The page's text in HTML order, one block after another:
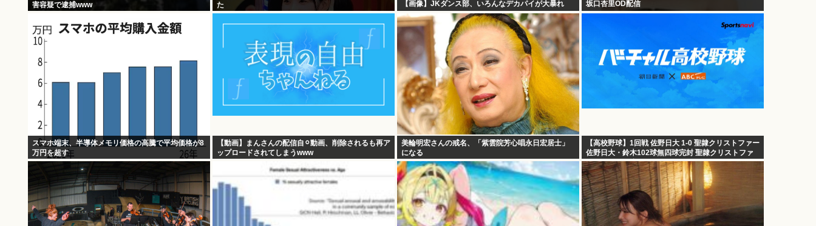
害容疑で逮捕www
た
【画像】JKダンス部、いろんなデカパイが大暴れ 坂口杏里OD配信
スマホ端末、半導体メモリ価格の高騰で平均価格が8
万円を超す
【動画】まんさんの配信自⚪︎動画、削除されるも再ア
ップロードされてしまうwww
美輪明宏さんの戒名、「紫雲院芳心唱永日宏居士」
になる
【高校野球】1回戦 佐野日大 1-0 聖隷クリストファー
佐野日大・鈴木102球無四球完封 聖隷クリストファ
ーはエラーに泣く